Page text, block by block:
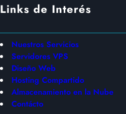
Links de Interés
Nuestros Servicios
Servidores VPS
Diseño Web
Hosting Compartido
Almacenamiento en la Nube
Contácto